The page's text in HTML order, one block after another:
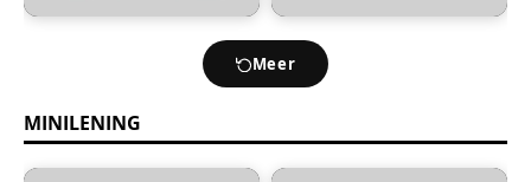
Meer
MINILENING